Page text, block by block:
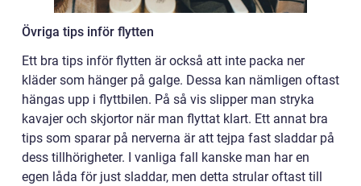
Övriga tips inför flytten
Ett bra tips inför flytten är också att inte packa ner
kläder som hänger på galge. Dessa kan nämligen oftast
hängas upp i flyttbilen. På så vis slipper man stryka
kavajer och skjortor när man flyttat klart. Ett annat bra
tips som sparar på nerverna är att tejpa fast sladdar på
dess tillhörigheter. I vanliga fall kanske man har en
egen låda för just sladdar, men detta strular oftast till